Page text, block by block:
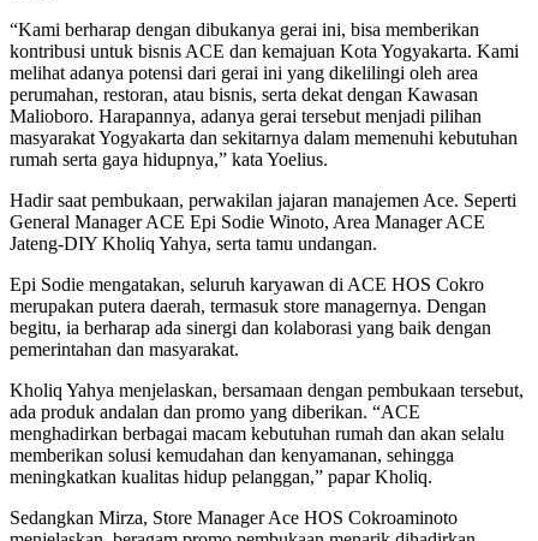
“Kami berharap dengan dibukanya gerai ini, bisa memberikan
kontribusi untuk bisnis ACE dan kemajuan Kota Yogyakarta. Kami
melihat adanya potensi dari gerai ini yang dikelilingi oleh area
perumahan, restoran, atau bisnis, serta dekat dengan Kawasan
Malioboro. Harapannya, adanya gerai tersebut menjadi pilihan
masyarakat Yogyakarta dan sekitarnya dalam memenuhi kebutuhan
rumah serta gaya hidupnya,” kata Yoelius.
Hadir saat pembukaan, perwakilan jajaran manajemen Ace. Seperti
General Manager ACE Epi Sodie Winoto, Area Manager ACE
Jateng-DIY Kholiq Yahya, serta tamu undangan.
Epi Sodie mengatakan, seluruh karyawan di ACE HOS Cokro
merupakan putera daerah, termasuk store managernya. Dengan
begitu, ia berharap ada sinergi dan kolaborasi yang baik dengan
pemerintahan dan masyarakat.
Kholiq Yahya menjelaskan, bersamaan dengan pembukaan tersebut,
ada produk andalan dan promo yang diberikan. “ACE
menghadirkan berbagai macam kebutuhan rumah dan akan selalu
memberikan solusi kemudahan dan kenyamanan, sehingga
meningkatkan kualitas hidup pelanggan,” papar Kholiq.
Sedangkan Mirza, Store Manager Ace HOS Cokroaminoto